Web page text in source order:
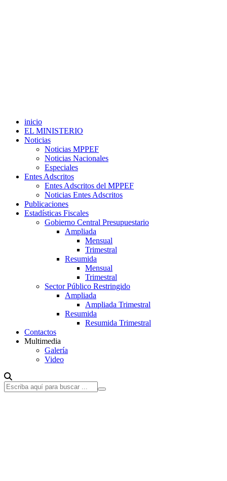
inicio
EL MINISTERIO
Noticias
Noticias MPPEF
Noticias Nacionales
Especiales
Entes Adscritos
Entes Adscritos del MPPEF
Noticias Entes Adscritos
Publicaciones
Estadísticas Fiscales
Gobierno Central Presupuestario
Ampliada
Mensual
Trimestral
Resumida
Mensual
Trimestral
Sector Público Restringido
Ampliada
Ampliada Trimestral
Resumida
Resumida Trimestral
Contactos
Multimedia
Galería
Video